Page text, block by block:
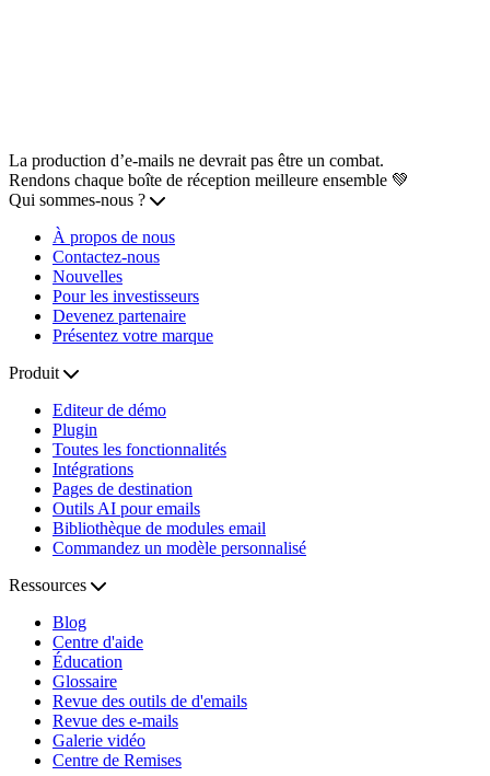
La production d’e-mails ne devrait pas être un combat.
Rendons chaque boîte de réception meilleure ensemble 💚
Qui sommes-nous ?
À propos de nous
Contactez-nous
Nouvelles
Pour les investisseurs
Devenez partenaire
Présentez votre marque
Produit
Editeur de démo
Plugin
Toutes les fonctionnalités
Intégrations
Pages de destination
Outils AI pour emails
Bibliothèque de modules email
Commandez un modèle personnalisé
Ressources
Blog
Centre d'aide
Éducation
Glossaire
Revue des outils de d'emails
Revue des e-mails
Galerie vidéo
Centre de Remises